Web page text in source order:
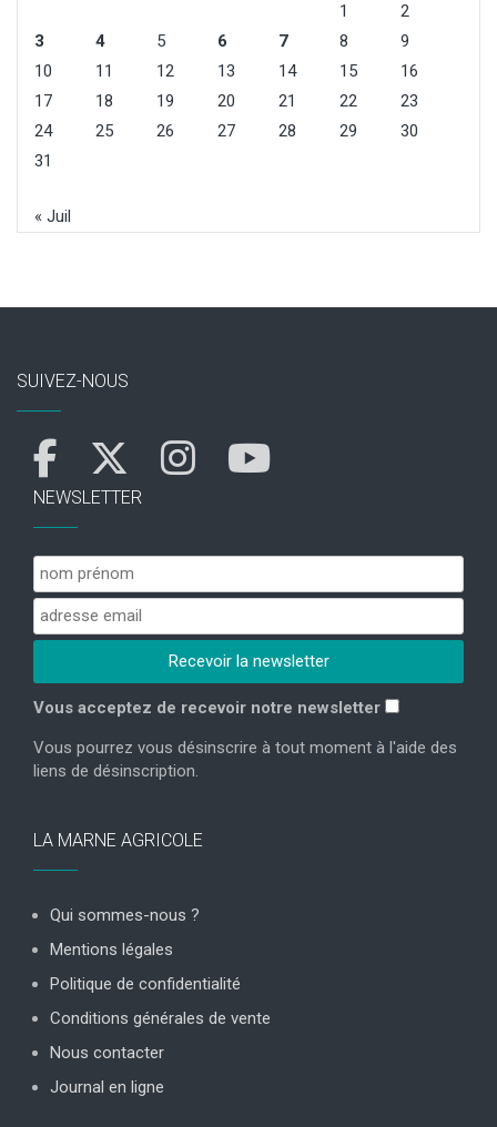
1
2
3
4 5 6 7 8
9
10
11 12 13 14 15
16
17
18 19 20 21 22
23
24
25 26 27 28 29
30
31
« Juil
SUIVEZ-NOUS
NEWSLETTER
Vous acceptez de recevoir notre newsletter
Vous pourrez vous désinscrire à tout moment à l'aide des
liens de désinscription.
LA MARNE AGRICOLE
Qui sommes-nous ?
Mentions légales
Politique de confidentialité
Conditions générales de vente
Nous contacter
Journal en ligne